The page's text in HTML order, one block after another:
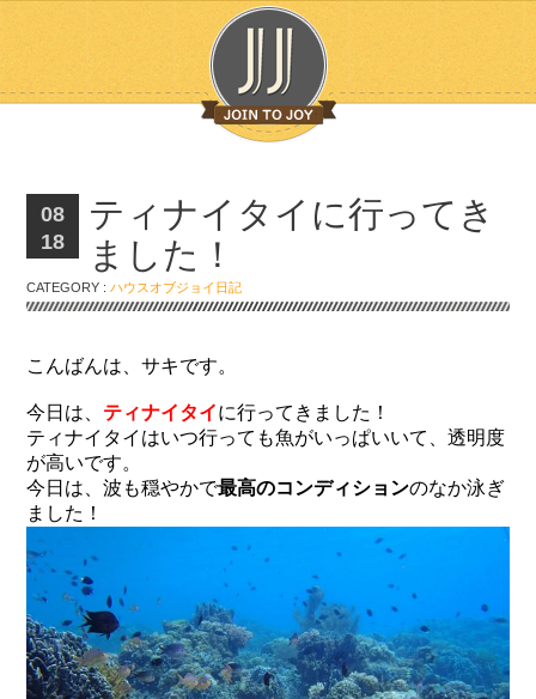
08
18
ティナイタイに行ってき
ました！
CATEGORY :ハウスオブジョイ日記
こんばんは、サキです。
今日は、 ティナイタイに行ってきました！
ティナイタイはいつ行っても魚がいっぱいいて、透明度
が高いです。
今日は、波も穏やかで最高のコンディションのなか泳ぎ
ました！